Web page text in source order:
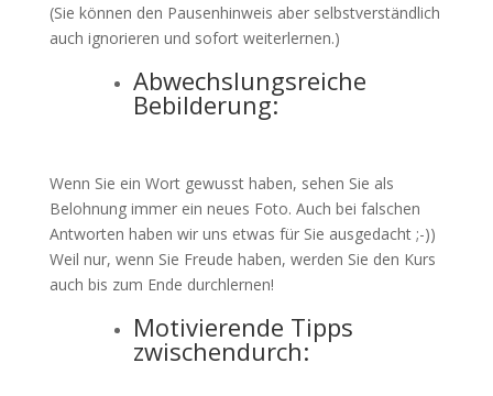
(Sie können den Pausenhinweis aber selbstverständlich
auch ignorieren und sofort weiterlernen.)
Abwechslungsreiche
Bebilderung:
Wenn Sie ein Wort gewusst haben, sehen Sie als
Belohnung immer ein neues Foto. Auch bei falschen
Antworten haben wir uns etwas für Sie ausgedacht ;-))
Weil nur, wenn Sie Freude haben, werden Sie den Kurs
auch bis zum Ende durchlernen!
Motivierende Tipps
zwischendurch: